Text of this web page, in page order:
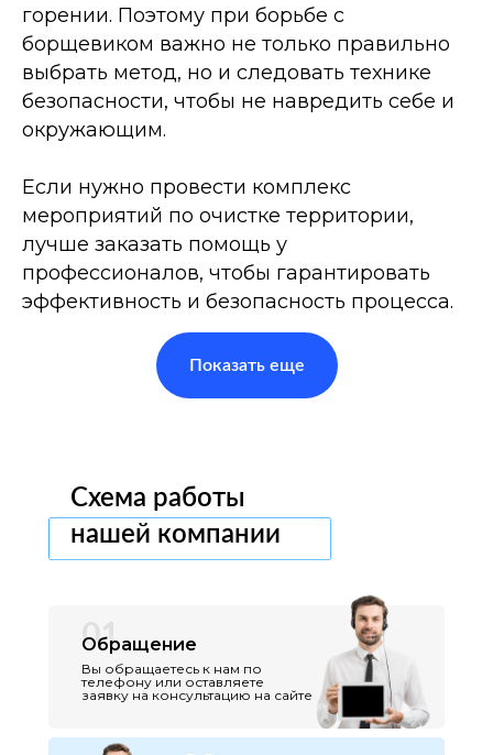
горении. Поэтому при борьбе с
борщевиком важно не только правильно
выбрать метод, но и следовать технике
безопасности, чтобы не навредить себе и
окружающим.
Если нужно провести комплекс
мероприятий по очистке территории,
лучше заказать помощь у
профессионалов, чтобы гарантировать
эффективность и безопасность процесса.
Показать еще
Схема работы
нашей компании
Вы обращаетесь к нам по
телефону или оставляете
заявку на консультацию на сайте
01
Обращение